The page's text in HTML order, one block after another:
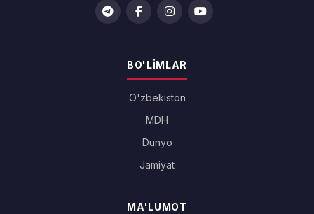
BO'LIMLAR
O'zbekiston
MDH
Dunyo
Jamiyat
MA'LUMOT